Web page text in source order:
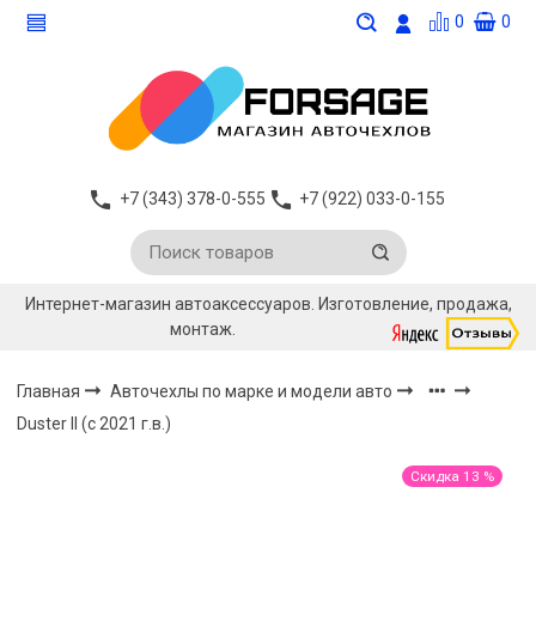
0 0
+7 (343) 378-0-555 +7 (922) 033-0-155
Интернет-магазин автоаксессуаров. Изготовление, продажа,
монтаж.
Главная
Авточехлы по марке и модели авто
Duster II (с 2021 г.в.)
Скидка 13 %